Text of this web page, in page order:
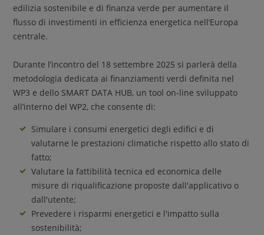
edilizia sostenibile e di finanza verde per aumentare il
flusso di investimenti in efficienza energetica nell’Europa
centrale.
Durante l’incontro del 18 settembre 2025 si parlerà della
metodologia dedicata ai finanziamenti verdi definita nel
WP3 e dello SMART DATA HUB, un tool on-line sviluppato
all’interno del WP2, che consente di:
Simulare i consumi energetici degli edifici e di
valutarne le prestazioni climatiche rispetto allo stato di
fatto;
Valutare la fattibilità tecnica ed economica delle
misure di riqualificazione proposte dall'applicativo o
dall'utente;
Prevedere i risparmi energetici e l'impatto sulla
sostenibilità;